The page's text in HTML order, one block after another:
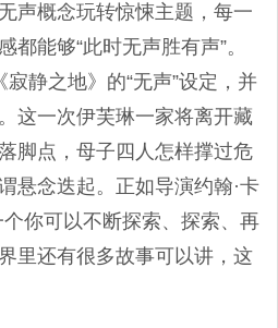
声概念玩转惊悚主题，每一
能够“此时无声胜有声”。
寂静之地》的“无声”设定，并
这一次伊芙琳一家将离开藏
脚点，母子四人怎样撑过危
悬念迭起。正如导演约翰·卡
你可以不断探索、探索、再
里还有很多故事可以讲，这